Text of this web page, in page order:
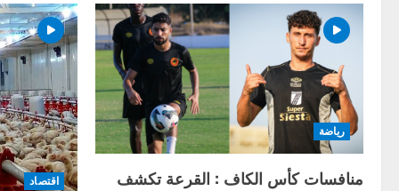
رياضة
منافسات كأس الكاف : القرعة تكشف
اقتصاد